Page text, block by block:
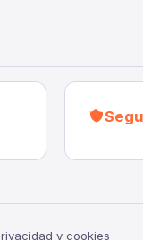
y cookies